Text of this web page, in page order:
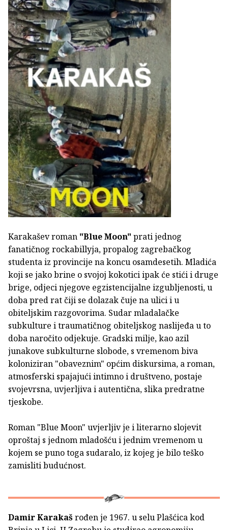
Karakašev roman "Blue Moon" prati jednog
fanatičnog rockabillyja, propalog zagrebačkog
studenta iz provincije na koncu osamdesetih. Mladića
koji se jako brine o svojoj kokotici ipak će stići i druge
brige, odjeci njegove egzistencijalne izgubljenosti, u
doba pred rat čiji se dolazak čuje na ulici i u
obiteljskim razgovorima. Sudar mladalačke
subkulture i traumatičnog obiteljskog naslijeđa u to
doba naročito odjekuje. Gradski milje, kao azil
junakove subkulturne slobode, s vremenom biva
koloniziran "obaveznim" općim diskursima, a roman,
atmosferski spajajući intimno i društveno, postaje
svojevrsna, uvjerljiva i autentična, slika predratne
tjeskobe.
Roman "Blue Moon" uvjerljiv je i literarno slojevit
oproštaj s jednom mladošću i jednim vremenom u
kojem se puno toga sudaralo, iz kojeg je bilo teško
zamisliti budućnost.
Damir Karakašrođen je 1967. u selu Plašćica kod